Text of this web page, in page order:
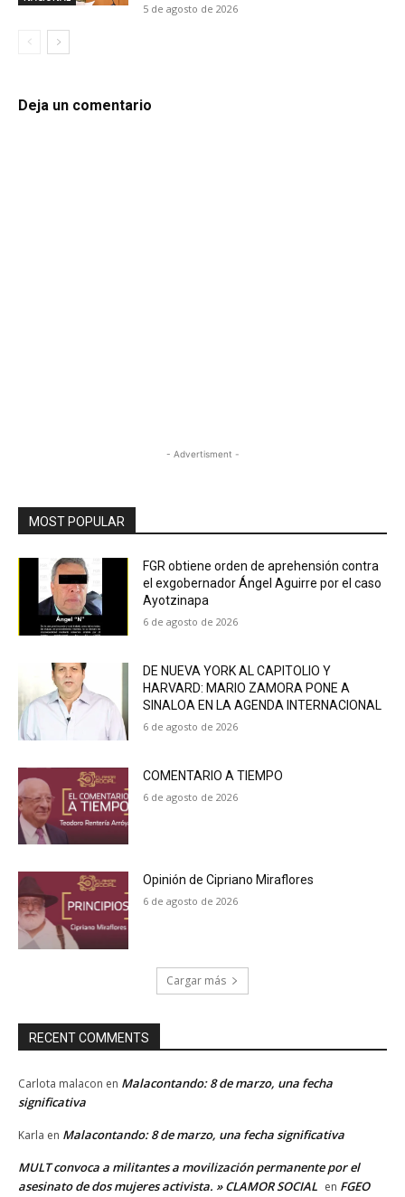
5 de agosto de 2026
Deja un comentario
- Advertisment -
MOST POPULAR
FGR obtiene orden de aprehensión contra
el exgobernador Ángel Aguirre por el caso
Ayotzinapa
6 de agosto de 2026
DE NUEVA YORK AL CAPITOLIO Y
HARVARD: MARIO ZAMORA PONE A
SINALOA EN LA AGENDA INTERNACIONAL
6 de agosto de 2026
COMENTARIO A TIEMPO
6 de agosto de 2026
Opinión de Cipriano Miraflores
6 de agosto de 2026
Cargar más
RECENT COMMENTS
Carlota malacon en Malacontando: 8 de marzo, una fecha
significativa
Karla en Malacontando: 8 de marzo, una fecha significativa
MULT convoca a militantes a movilización permanente por el
asesinato de dos mujeres activista. » CLAMOR SOCIAL en FGEO